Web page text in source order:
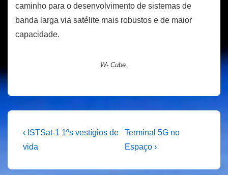
caminho para o desenvolvimento de sistemas de
banda larga via satélite mais robustos e de maior
capacidade.
W- Cube.
Navegação
de
artigos
Previous
Post
‹ ISTSat-1 1ºs vestígios de
vida
Next
Post
Terminal 5G no
Espaço ›